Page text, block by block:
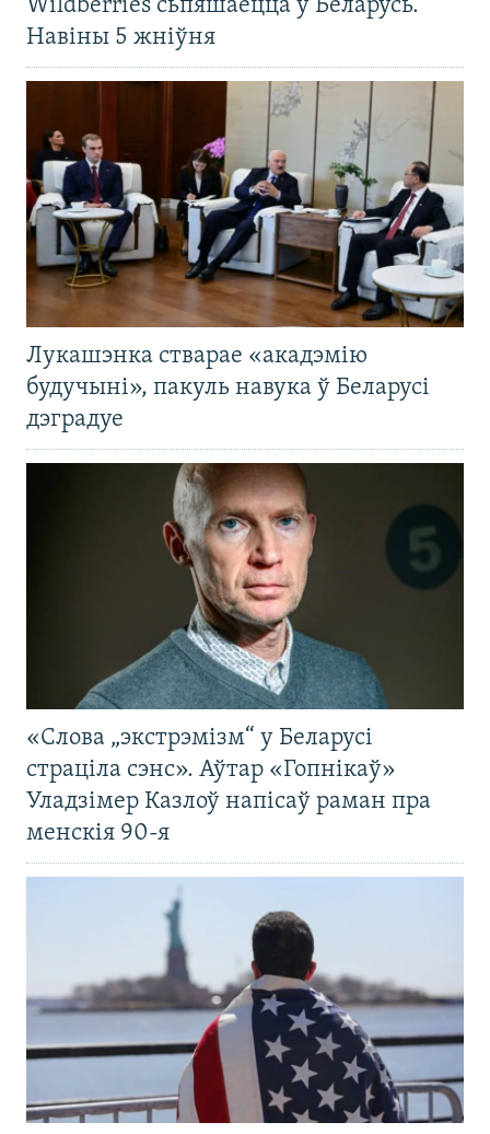
Wildberries сьпяшаецца ў Беларусь.
Навіны 5 жніўня
Лукашэнка стварае «акадэмію
будучыні», пакуль навука ў Беларусі
дэградуе
«Слова „экстрэмізм“ у Беларусі
страціла сэнс». Аўтар «Гопнікаў»
Уладзімер Казлоў напісаў раман пра
менскія 90-я